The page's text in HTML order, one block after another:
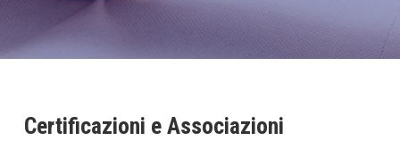
Certificazioni e Associazioni